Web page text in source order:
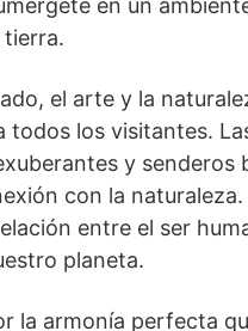
en un
tierra.
el arte y la
todos los visitantes.
y
con la
entre el ser
planeta.
la armonía perfecta